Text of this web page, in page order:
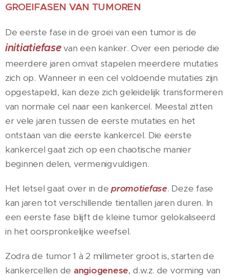
GROEIFASEN VAN TUMOREN
De eerste fase in de groei van een tumor is de
initiatiefasevan een kanker. Over een periode die
meerdere jaren omvat stapelen meerdere mutaties
zich op. Wanneer in een cel voldoende mutaties zijn
opgestapeld, kan deze zich geleidelijk transformeren
van normale cel naar een kankercel. Meestal zitten
er vele jaren tussen de eerste mutaties en het
ontstaan van die eerste kankercel. Die eerste
kankercel gaat zich op een chaotische manier
beginnen delen, vermenigvuldigen.
Het letsel gaat over in depromotiefase. Deze fase
kan jaren tot verschillende tientallen jaren duren. In
een eerste fase blijft de kleine tumor gelokaliseerd
in het oorspronkelijke weefsel.
Zodra de tumor 1 à 2 millimeter groot is, starten de
kankercellen de angiogenese, d.w.z. de vorming van